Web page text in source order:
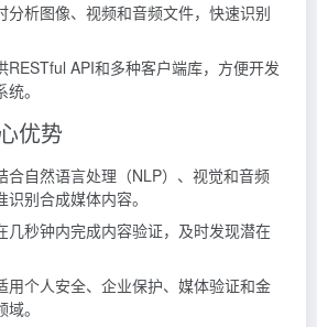
分析图像、视频和音频文件，快速识别
RESTful API和多种客户端库，方便开发
。
优势
合自然语言处理（NLP）、视觉和音频
别合成媒体内容。
几秒钟内完成内容验证，及时发现潜在
用个人安全、企业保护、媒体验证和金
。